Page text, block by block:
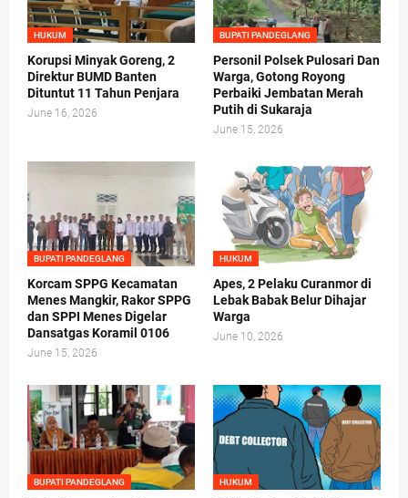
HUKUM
Korupsi Minyak Goreng, 2
Direktur BUMD Banten
Dituntut 11 Tahun Penjara
June 16, 2026
BUPATI PANDEGLANG
Personil Polsek Pulosari Dan
Warga, Gotong Royong
Perbaiki Jembatan Merah
Putih di Sukaraja
June 15, 2026
BUPATI PANDEGLANG
Korcam SPPG Kecamatan
Menes Mangkir, Rakor SPPG
dan SPPI Menes Digelar
Dansatgas Koramil 0106
June 15, 2026
HUKUM
Apes, 2 Pelaku Curanmor di
Lebak Babak Belur Dihajar
Warga
June 10, 2026
BUPATI PANDEGLANG HUKUM